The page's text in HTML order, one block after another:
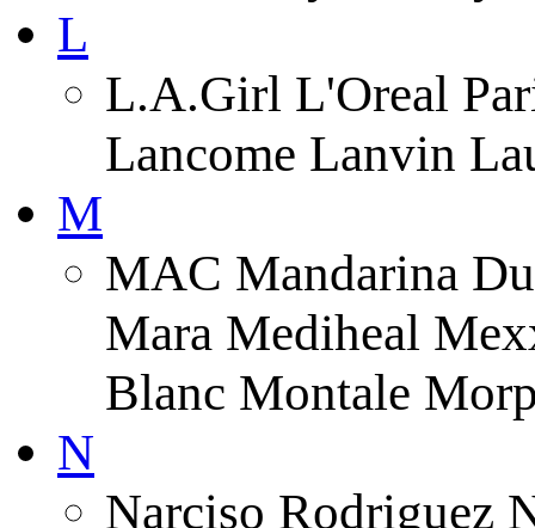
L
L.A.Girl L'Oreal
Lancome Lanvin
M
MAC Mandarina
Mara Mediheal
Blanc Montale
N
Narciso Rodriguez